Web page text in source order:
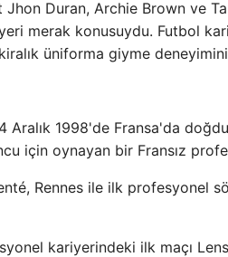
Duran, Archie Brown ve
merak konusuydu. Futbol
üniforma giyme
Aralık 1998'de Fransa'da
için oynayan bir Fransız
Rennes ile ilk profesyonel
kariyerindeki ilk maçı